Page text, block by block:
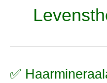
✅
✅